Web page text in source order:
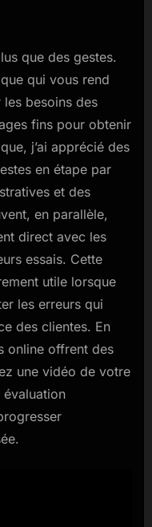
que des gestes.
qui vous rend
les besoins des
fins pour obtenir
j’ai apprécié des
en étape par
et des
en parallèle,
direct avec les
essais. Cette
utile lorsque
les erreurs qui
des clientes. En
online offrent des
une vidéo de votre